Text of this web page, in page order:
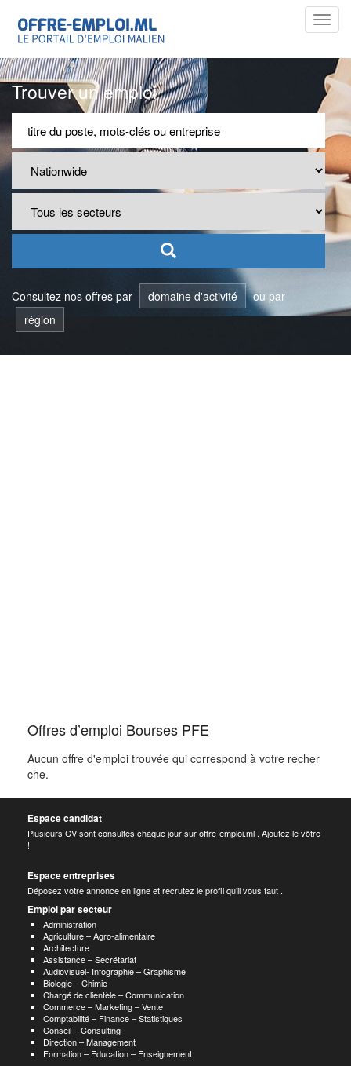
Trouver un emploi
Consultez nos offres par domaine d'activité
ou par
région
Offres d’emploi Bourses PFE
Aucun offre d'emploi trouvée qui correspond à votre recher
che.
Espace candidat
Plusieurs CV sont consultés chaque jour sur offre-emploi.ml . Ajoutez le vôtre
!
Espace entreprises
Déposez votre annonce en ligne et recrutez le profil qu’il vous faut .
Emploi par secteur
Administration
Agriculture – Agro-alimentaire
Architecture
Assistance – Secrétariat
Audiovisuel- Infographie – Graphisme
Biologie – Chimie
Chargé de clientèle – Communication
Commerce – Marketing – Vente
Comptabilité – Finance – Statistiques
Conseil – Consulting
Direction – Management
Formation – Education – Enseignement